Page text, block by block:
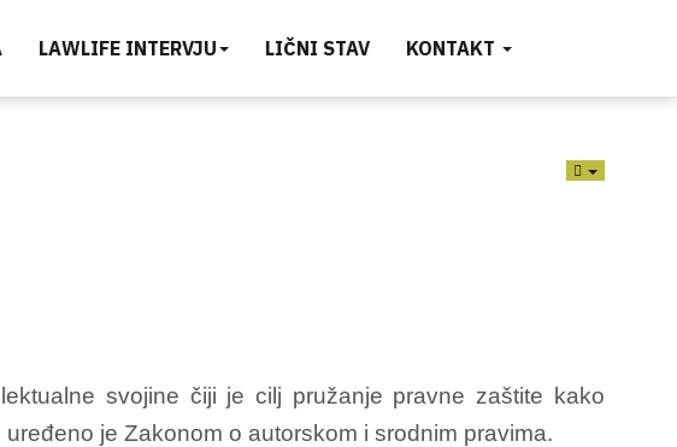
LAWLIFE INTERVJU LIČNI STAV KONTAKT
EMPTY
svojine čiji je cilj pružanje pravne zaštite kako
je Zakonom o autorskom i srodnim pravima.